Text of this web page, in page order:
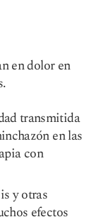
en dolor en
transmitida
en las
con
y otras
efectos